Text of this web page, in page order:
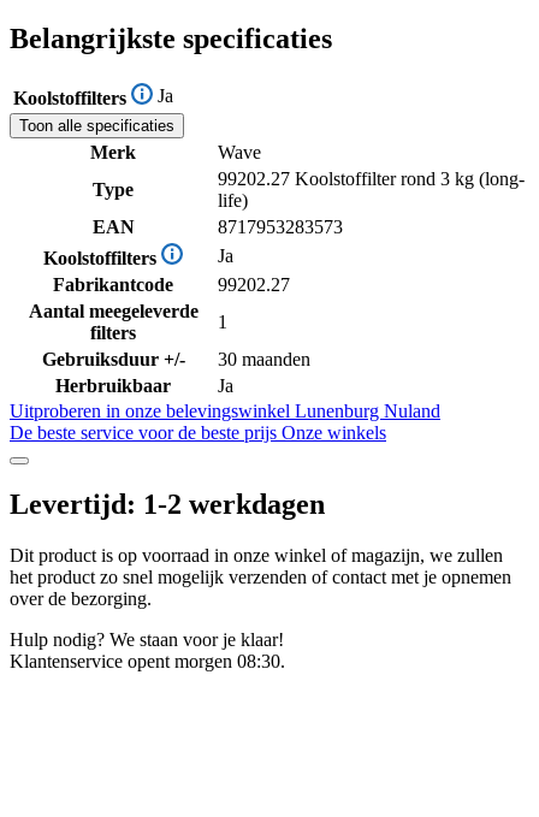
Belangrijkste specificaties
Koolstoffilters Ja
Toon alle specificaties
Merk
Wave
Type
99202.27 Koolstoffilter rond 3 kg (long-
life)
EAN
8717953283573
Koolstoffilters
Ja
Fabrikantcode
99202.27
Aantal meegeleverde
filters
1
Gebruiksduur +/-
30 maanden
Herbruikbaar
Ja
Uitproberen in onze belevingswinkel Lunenburg Nuland
De beste service voor de beste prijs Onze winkels
Levertijd: 1-2 werkdagen
Dit product is op voorraad in onze winkel of magazijn, we zullen
het product zo snel mogelijk verzenden of contact met je opnemen
over de bezorging.
Hulp nodig? We staan voor je klaar!
Klantenservice opent morgen 08:30.